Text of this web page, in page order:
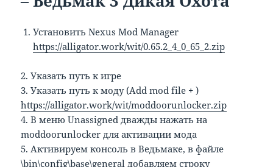
Установить Nexus Mod Manager
https://alligator.work/wit/0.65.2_4_0_65_2.zip
2. Указать путь к игре
3. Указать путь к моду (Add mod file + )
https://alligator.work/wit/moddoorunlocker.zip
4. В меню Unassigned дважды нажать на
moddoorunlocker для активации мода
5. Активируем консоль в Ведьмаке, в файле
\bin\config\base\general добавляем строку